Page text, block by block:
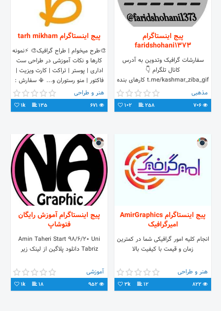
پیج اینستاگرام
faridshohani1373
سفارشات گرافیک وتدوین به آدرس
کانال تلگرام 👇
t.me/kashmar_ziba_gif کارهای بنده
در زمینه گرافیک وتدوین به نمایش
گذاشته میشود.پستهارابه اشتراک
بگذارید.
مذهبی
258
102
پیج اینستاگرام tarh mikham
🎨طرح میخوام | طراح گرافیک🎨 ⚡نمونه
کارها و نکات آموزشی در طراحی ست
اداری | پوستر | تراکت | کارت ویزیت |
فاکتور | منو رستوران و... 📳 سفارش :
دایرکت
هنر و طراحی
135
1k
پیج اینستاگرام AmirGraphics
امیرگرافیک
انجام کلیه امور گرافیکی شما در کمترین
زمان و قیمت با کیفیت بالا
هنر و طراحی
12
3k
پیج اینستاگرام آموزش رایگان
فتوشاپ
Amin Taheri Start 98/6/20 Uni
Tabriz دانلود پلاگین از لینک زیر
آموزشی
18
1k